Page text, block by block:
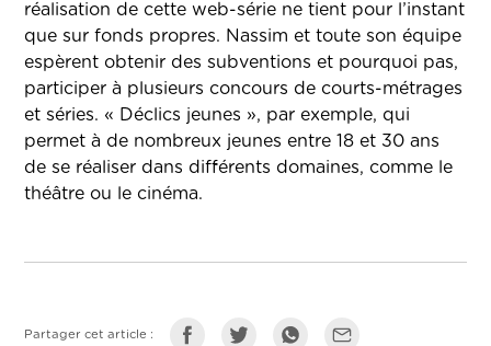
réalisation de cette web-série ne tient pour l’instant
que sur fonds propres. Nassim et toute son équipe
espèrent obtenir des subventions et pourquoi pas,
participer à plusieurs concours de courts-métrages
et séries. « Déclics jeunes », par exemple, qui
permet à de nombreux jeunes entre 18 et 30 ans
de se réaliser dans différents domaines, comme le
théâtre ou le cinéma.
Partager cet article :